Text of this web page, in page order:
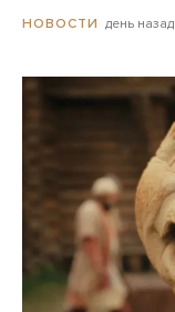
НОВОСТИ день назад